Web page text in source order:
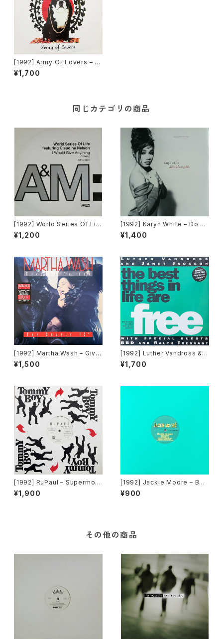
[1992] Army Of Lovers – Cr
ucified [China Records]
¥1,700
同じカテゴリの商品
[1992] World Series Of Lif
e Featuring Claudine Nels
on – I Would Give Anything
¥1,200
[1992] Karyn White – Do Un
to Me / Walkin' The Dog
[Warner Bros. Records]
¥1,400
[1992] Martha Wash – Give
It To You [RCA][2枚組]
¥1,500
[1992] Luther Vandross & J
anet Jackson With Special
Guests BBD & Ralph Tresv
¥1,700
[1992] RuPaul – Supermod
el (You Better Work) / Hou
se Of Love [Tommy Boy]
¥1,900
[1992] Jackie Moore – Bec
ause The Night [Discomag
ic Records]
¥900
その他の商品